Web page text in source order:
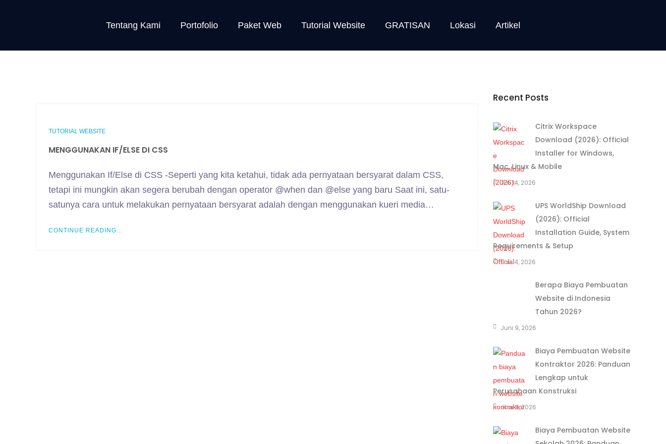
Tentang Kami Portofolio Paket Web Tutorial Website GRATISAN Lokasi Artikel
TUTORIAL WEBSITE
MENGGUNAKAN IF/ELSE DI CSS
Menggunakan If/Else di CSS -Seperti yang kita ketahui, tidak ada pernyataan bersyarat dalam CSS,
tetapi ini mungkin akan segera berubah dengan operator @when dan @else yang baru Saat ini, satu-
satunya cara untuk melakukan pernyataan bersyarat adalah dengan menggunakan kueri media…
CONTINUE READING...
Recent Posts
Citrix Workspace
Download (2026): Official
Installer for Windows,
Mac, Linux & Mobile
Juli 14, 2026
UPS WorldShip Download
(2026): Official
Installation Guide, System
Requirements & Setup
Juli 14, 2026
Berapa Biaya Pembuatan
Website di Indonesia
Tahun 2026?
Juni 9, 2026
Biaya Pembuatan Website
Kontraktor 2026: Panduan
Lengkap untuk
Perusahaan Konstruksi
Juni 9, 2026
Biaya Pembuatan Website